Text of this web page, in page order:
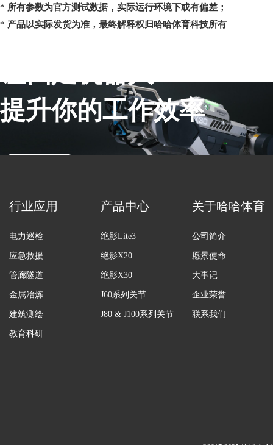
* 所有参数为官方测试数据，实际运行环境下或有偏差；
* 产品以实际发货为准，最终解释权归哈哈体育科技所有
提升你的工作效率
行业应用
电力巡检
应急救援
管廊隧道
金属冶炼
建筑测绘
教育科研
产品中心
绝影Lite3
绝影X20
绝影X30
J60系列关节
J80 & J100系列关节
关于哈哈体育
公司简介
愿景使命
大事记
企业荣誉
联系我们